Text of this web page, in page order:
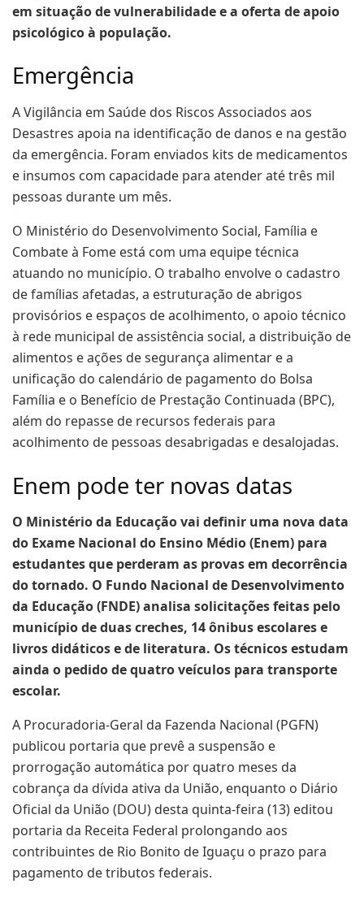
em situação de vulnerabilidade e a oferta de apoio
psicológico à população.
Emergência
A Vigilância em Saúde dos Riscos Associados aos
Desastres apoia na identificação de danos e na gestão
da emergência. Foram enviados kits de medicamentos
e insumos com capacidade para atender até três mil
pessoas durante um mês.
O Ministério do Desenvolvimento Social, Família e
Combate à Fome está com uma equipe técnica
atuando no município. O trabalho envolve o cadastro
de famílias afetadas, a estruturação de abrigos
provisórios e espaços de acolhimento, o apoio técnico
à rede municipal de assistência social, a distribuição de
alimentos e ações de segurança alimentar e a
unificação do calendário de pagamento do Bolsa
Família e o Benefício de Prestação Continuada (BPC),
além do repasse de recursos federais para
acolhimento de pessoas desabrigadas e desalojadas.
Enem pode ter novas datas
O Ministério da Educação vai definir uma nova data
do Exame Nacional do Ensino Médio (Enem) para
estudantes que perderam as provas em decorrência
do tornado. O Fundo Nacional de Desenvolvimento
da Educação (FNDE) analisa solicitações feitas pelo
município de duas creches, 14 ônibus escolares e
livros didáticos e de literatura. Os técnicos estudam
ainda o pedido de quatro veículos para transporte
escolar.
A Procuradoria-Geral da Fazenda Nacional (PGFN)
publicou portaria que prevê a suspensão e
prorrogação automática por quatro meses da
cobrança da dívida ativa da União, enquanto o Diário
Oficial da União (DOU) desta quinta-feira (13) editou
portaria da Receita Federal prolongando aos
contribuintes de Rio Bonito de Iguaçu o prazo para
pagamento de tributos federais.